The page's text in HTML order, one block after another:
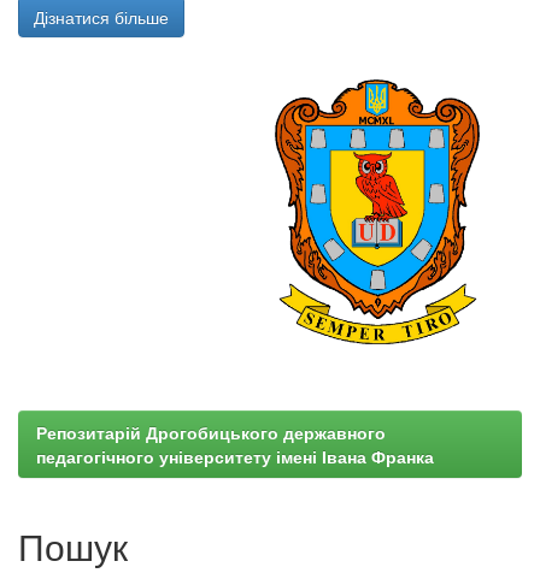
Дізнатися більше
Репозитарій Дрогобицького державного
педагогічного університету імені Івана Франка
Пошук